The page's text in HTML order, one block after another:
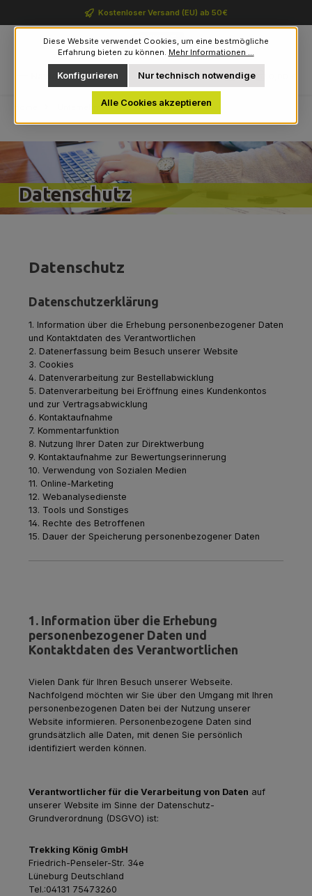
Zum Hauptinhalt springenKostenloser Versand (EU) ab 50€
Navigation Du hast 0 Produkte auf
Unternehmen Datenschutz
Datenschutz
Datenschutz
Datenschutzerklärung
1. Information über die Erhebung personenbezogener Daten
und Kontaktdaten des Verantwortlichen
2. Datenerfassung beim Besuch unserer Website
3. Cookies
4. Datenverarbeitung zur Bestellabwicklung
5. Datenverarbeitung bei Eröffnung eines Kundenkontos
und zur Vertragsabwicklung
6. Kontaktaufnahme
7. Kommentarfunktion
8. Nutzung Ihrer Daten zur Direktwerbung
9. Kontaktaufnahme zur Bewertungserinnerung
10. Verwendung von Sozialen Medien
11. Online-Marketing
12. Webanalysedienste
13. Tools und Sonstiges
14. Rechte des Betroffenen
15. Dauer der Speicherung personenbezogener Daten
1. Information über die Erhebung
personenbezogener Daten und
Kontaktdaten des Verantwortlichen
Vielen Dank für Ihren Besuch unserer Webseite.
Nachfolgend möchten wir Sie über den Umgang mit Ihren
personenbezogenen Daten bei der Nutzung unserer
Website informieren. Personenbezogene Daten sind
grundsätzlich alle Daten, mit denen Sie persönlich
identifiziert werden können.
Verantwortlicher für die Verarbeitung von Daten auf
unserer Website im Sinne der Datenschutz-
Grundverordnung (DSGVO) ist:
Trekking König GmbH
Friedrich-Penseler-Str. 34e
Lüneburg Deutschland
Tel.:04131 75473260
Diese Website verwendet Cookies, um eine bestmögliche
Erfahrung bieten zu können. Mehr Informationen ...
Nur technisch notwendige
Konfigurieren
Alle Cookies akzeptieren